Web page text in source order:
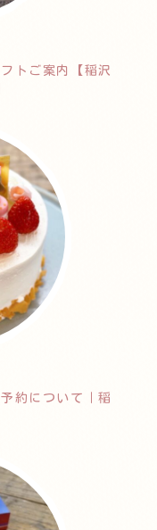
トご案内【稲沢
約について｜稲